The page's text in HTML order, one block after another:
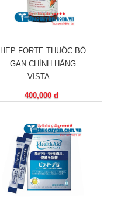
HEP FORTE THUỐC BỔ
GAN CHÍNH HÃNG
VISTA ...
400,000 đ